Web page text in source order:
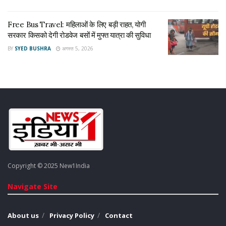
Uttar Pradesh
‎Free Bus Travel: महिलाओं के लिए बड़ी राहत, योगी
सरकार किसको देगी रोडवेज बसों में मुफ्त यात्रा की सुविधा
BY SYED BUSHRA अगस्त 5, 2026
Copyright © 2025 New1India
Navigate Site
About us Privacy Policy Contact